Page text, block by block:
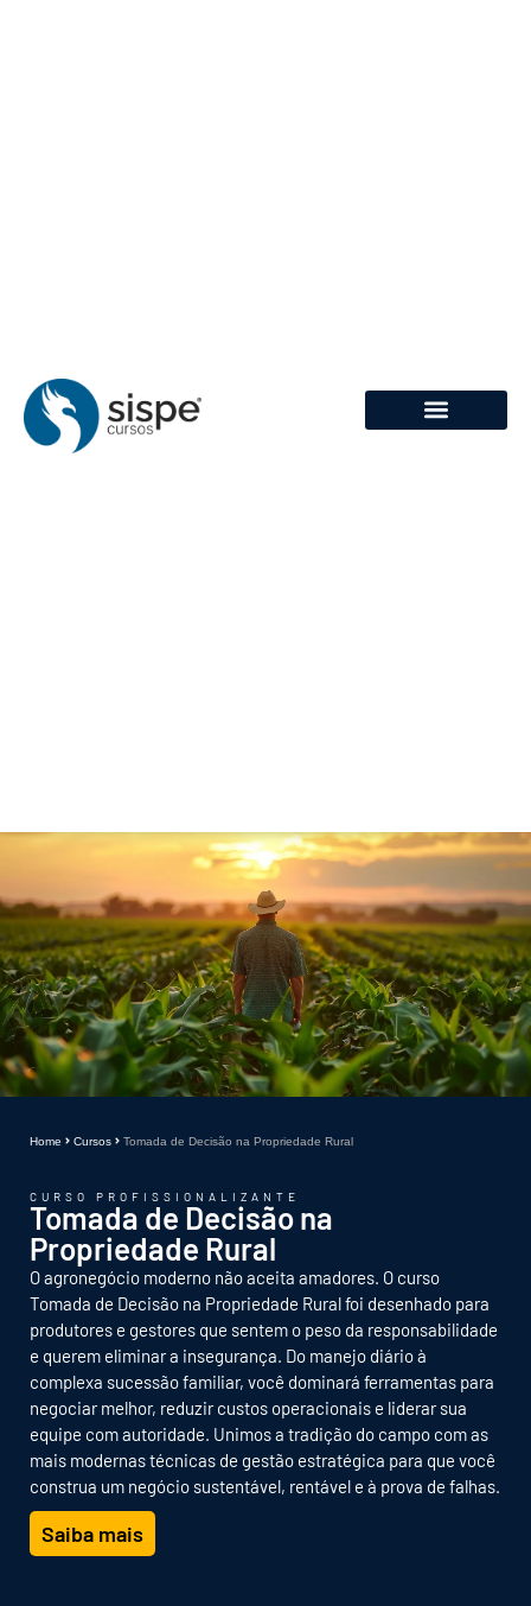
Home Cursos Tomada de Decisão na Propriedade Rural
CURSO PROFISSIONALIZANTE
Tomada de Decisão na
Propriedade Rural
O agronegócio moderno não aceita amadores. O curso
Tomada de Decisão na Propriedade Rural foi desenhado para
produtores e gestores que sentem o peso da responsabilidade
e querem eliminar a insegurança. Do manejo diário à
complexa sucessão familiar, você dominará ferramentas para
negociar melhor, reduzir custos operacionais e liderar sua
equipe com autoridade. Unimos a tradição do campo com as
mais modernas técnicas de gestão estratégica para que você
construa um negócio sustentável, rentável e à prova de falhas.
Saiba mais